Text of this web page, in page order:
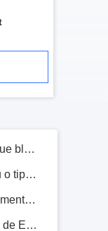
PP recicláveis que bloqueiam o revestimento dos esportes, revestimento absorvente da corte do esporte de choque
Tipo de borracha resistente das telhas da espessura da pista de atletismo 10mm da abrasão EPDM
Do tempo de borracha da pista de atletismo de EPDM tipo de pavimentação resistente personalizado